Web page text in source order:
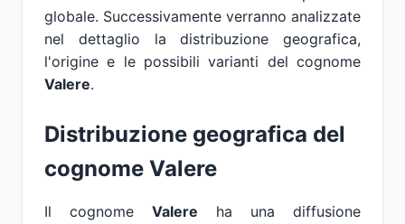
globale. Successivamente verranno analizzate
nel dettaglio la distribuzione geografica,
l'origine e le possibili varianti del cognome
Valere.
Distribuzione geografica del
cognome Valere
Il cognome Valere ha una diffusione